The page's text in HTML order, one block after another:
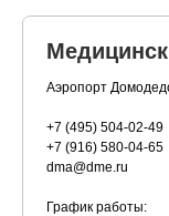
Аэропорт
+7 (495) 504-02-49
+7 (916) 580-04-65
dma@dme.ru
График работы: